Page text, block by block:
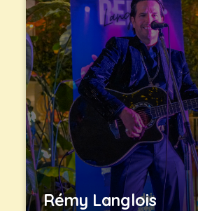
Rémy Langlois